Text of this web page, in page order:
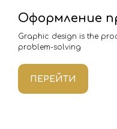
Оформление
Graphic design is the
problem-solving
ПЕРЕЙТИ